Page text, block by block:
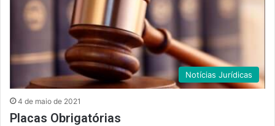
Notícias Jurídicas
4 de maio de 2021
Placas Obrigatórias